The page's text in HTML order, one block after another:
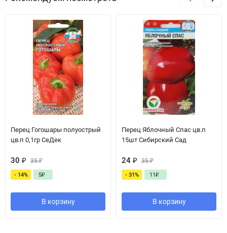
Перец Гогошары полуострый
цв.п 0,1гр СеДек
30 ₽ 35₽
- 14% 5₽
В корзину
Перец Яблочный Спас цв.п
15шт Сибирский Сад
24 ₽ 35₽
- 31% 11₽
В корзину